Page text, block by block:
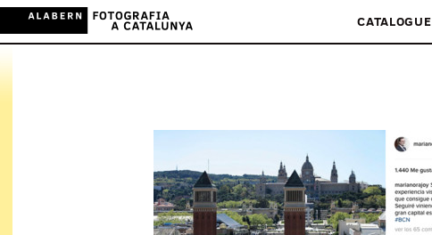
CATALOGUE